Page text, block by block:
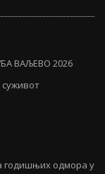
ВАЉЕВО 2026
суживот
годишњих одмора у